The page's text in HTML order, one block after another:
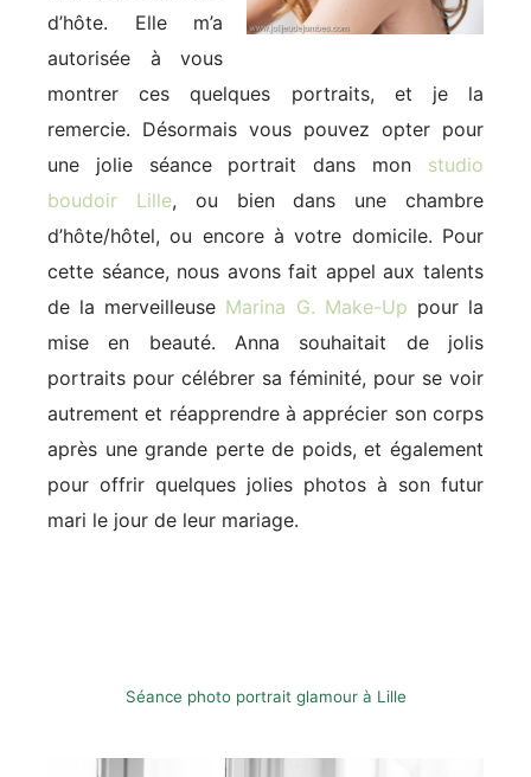
d’hôte. Elle m’a
autorisée à vous
montrer ces quelques portraits, et je la
remercie. Désormais vous pouvez opter pour
une jolie séance portrait dans mon studio
boudoir Lille, ou bien dans une chambre
d’hôte/hôtel, ou encore à votre domicile. Pour
cette séance, nous avons fait appel aux talents
de la merveilleuse Marina G. Make-Up pour la
mise en beauté. Anna souhaitait de jolis
portraits pour célébrer sa féminité, pour se voir
autrement et réapprendre à apprécier son corps
après une grande perte de poids, et également
pour offrir quelques jolies photos à son futur
mari le jour de leur mariage.
Séance photo portrait glamour à Lille